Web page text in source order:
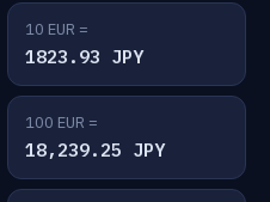
10 EUR =
1823.93 JPY
100 EUR =
18,239.25 JPY